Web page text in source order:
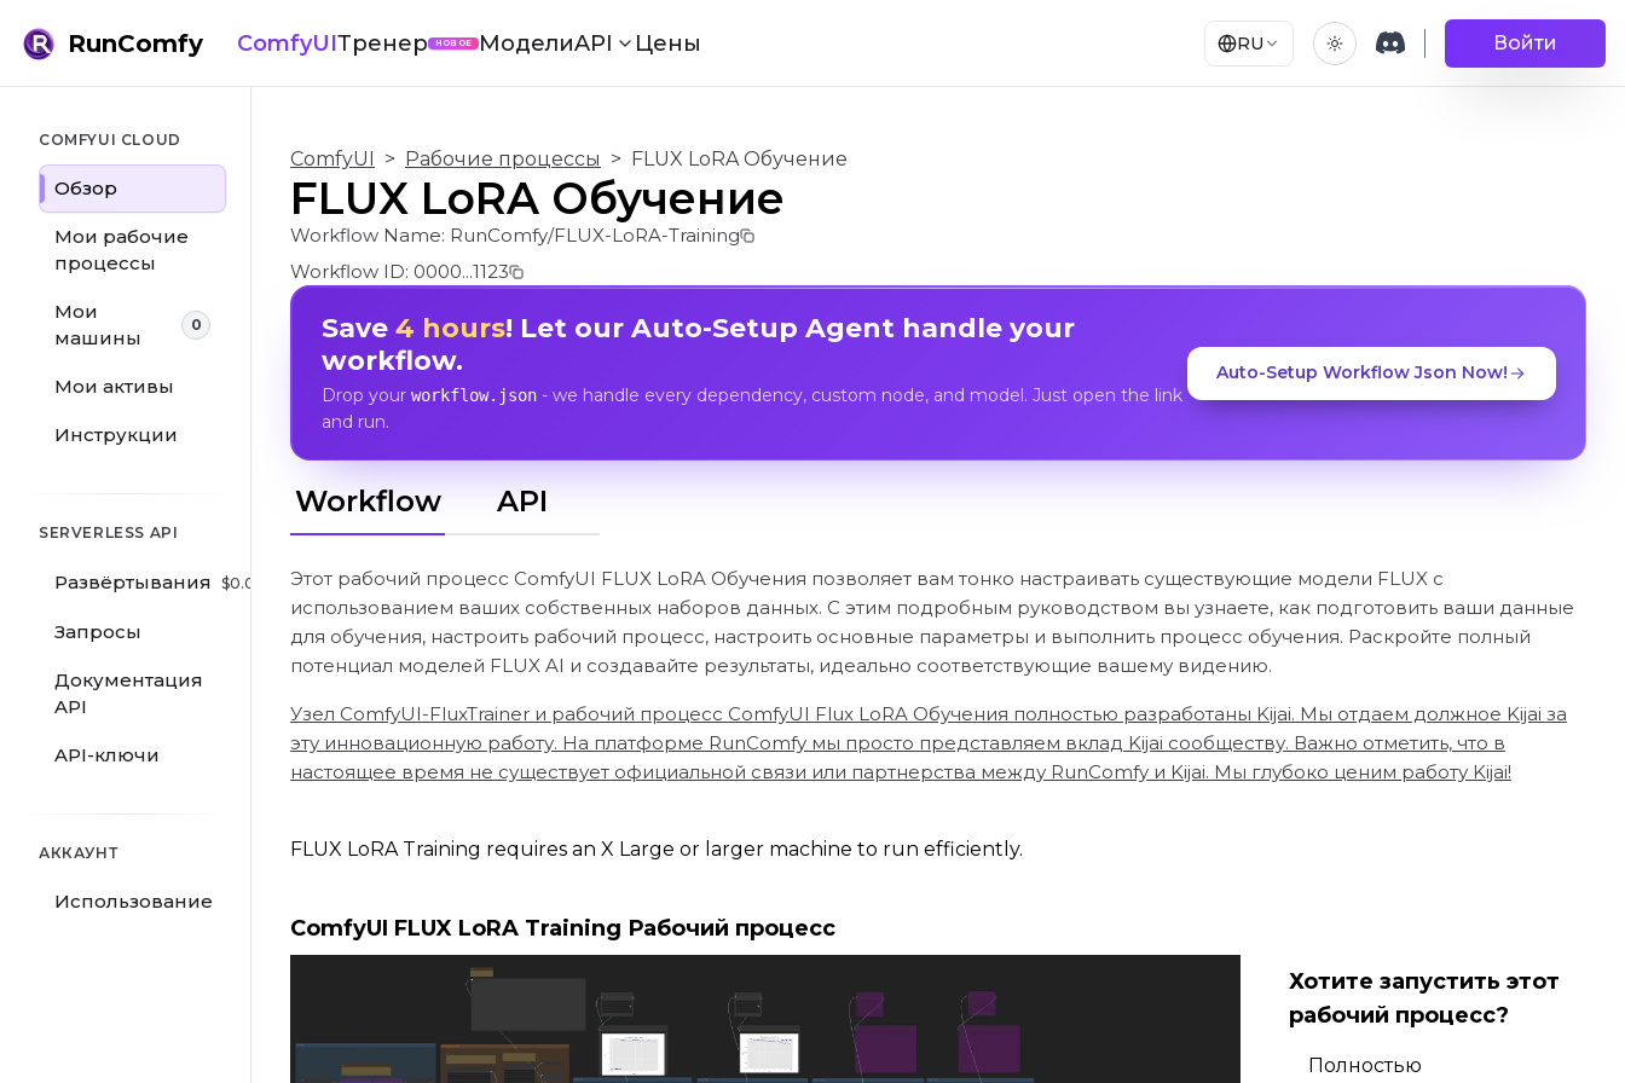
RunComfy ComfyUIТренер НОВОЕ МоделиAPI Цены RU Войти
COMFYUI CLOUD
Обзор
Мои рабочие
процессы
Мои
машины
0
Мои активы
Инструкции
SERVERLESS API
Развёртывания $0.00
Запросы
Документация
API
API-ключи
АККАУНТ
Использование
ComfyUI > Рабочие процессы > FLUX LoRA Обучение
FLUX LoRA Обучение
Workflow Name: RunComfy/FLUX-LoRA-Training
Workflow ID: 0000...1123
Save 4 hours! Let our Auto-Setup Agent handle your
workflow.
Drop your workflow.json- we handle every dependency, custom node, and model. Just open the link
and run.
Auto-Setup Workflow Json Now!
Workflow API
Этот рабочий процесс ComfyUI FLUX LoRA Обучения позволяет вам тонко настраивать существующие модели FLUX с
использованием ваших собственных наборов данных. С этим подробным руководством вы узнаете, как подготовить ваши данные
для обучения, настроить рабочий процесс, настроить основные параметры и выполнить процесс обучения. Раскройте полный
потенциал моделей FLUX AI и создавайте результаты, идеально соответствующие вашему видению.
Узел ComfyUI-FluxTrainer и рабочий процесс ComfyUI Flux LoRA Обучения полностью разработаны Kijai. Мы отдаем должное Kijai за
эту инновационную работу. На платформе RunComfy мы просто представляем вклад Kijai сообществу. Важно отметить, что в
настоящее время не существует официальной связи или партнерства между RunComfy и Kijai. Мы глубоко ценим работу Kijai!
FLUX LoRA Training requires an X Large or larger machine to run efficiently.
ComfyUI FLUX LoRA Training Рабочий процесс
Хотите запустить этот
рабочий процесс?
Полностью